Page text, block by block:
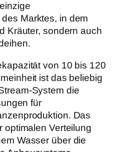
Marktes, in dem
Kräuter, sondern auch
von 10 bis 120
ist das beliebig
System die
für
Das
optimalen Verteilung
Wasser über die